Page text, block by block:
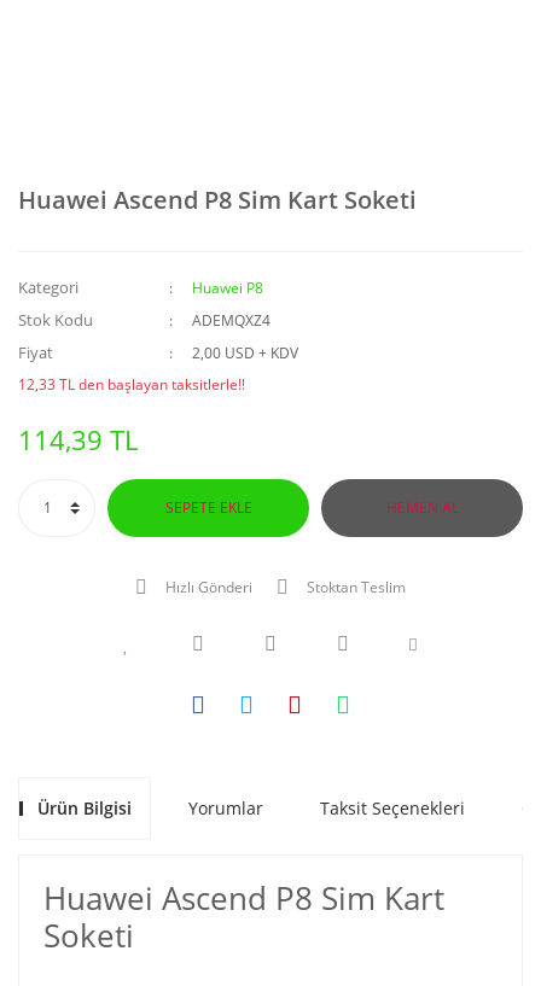
Huawei Ascend P8 Sim Kart Soketi
Kategori Huawei P8
Stok Kodu ADEMQXZ4
Fiyat
2,00 USD + KDV
12,33 TL den başlayan taksitlerle!!
114,39 TL
SEPETE EKLE HEMEN AL
Hızlı Gönderi Stoktan Teslim
Ürün Bilgisi Yorumlar Taksit Seçenekleri
Huawei Ascend P8 Sim Kart
Soketi